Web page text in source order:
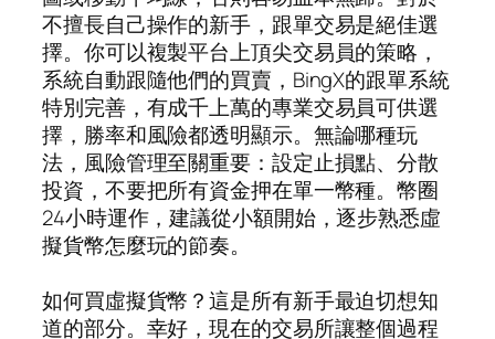
不擅長自己操作的新手，跟單交易是絕佳選
擇。你可以複製平台上頂尖交易員的策略，
系統自動跟隨他們的買賣，BingX的跟單系統
特別完善，有成千上萬的專業交易員可供選
擇，勝率和風險都透明顯示。無論哪種玩
法，風險管理至關重要：設定止損點、分散
投資，不要把所有資金押在單一幣種。幣圈
24小時運作，建議從小額開始，逐步熟悉虛
擬貨幣怎麼玩的節奏。
如何買虛擬貨幣？這是所有新手最迫切想知
道的部分。幸好，現在的交易所讓整個過程